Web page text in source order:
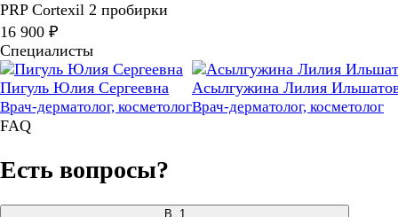
PRP Cortexil 2 пробирки
16 900 ₽
Специалисты
Пигуль Юлия Сергеевна
Врач-дерматолог, косметолог
Асылгужина Лилия
Врач-дерматолог, косметолог
FAQ
Есть вопросы?
В. 1